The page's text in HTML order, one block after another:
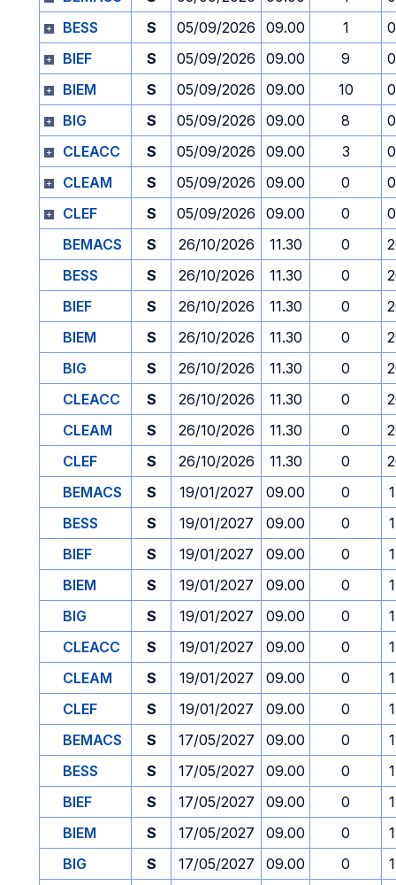
BESS
S 05/09/2026 09.00 1
BIEF
S 05/09/2026 09.00 9
BIEM
S 05/09/2026 09.00 10
BIG
S 05/09/2026 09.00 8
CLEACC
S 05/09/2026 09.00 3
CLEAM
S 05/09/2026 09.00 0
CLEF
S 05/09/2026 09.00 0
BEMACS
S 26/10/2026 11.30 0
BESS
S 26/10/2026 11.30 0
BIEF
S 26/10/2026 11.30 0
BIEM
S 26/10/2026 11.30 0
BIG
S 26/10/2026 11.30 0
CLEACC
S 26/10/2026 11.30 0
CLEAM
S 26/10/2026 11.30 0
CLEF
S 26/10/2026 11.30 0
BEMACS
S 19/01/2027 09.00 0
BESS
S 19/01/2027 09.00 0
BIEF
S 19/01/2027 09.00 0
BIEM
S 19/01/2027 09.00 0
BIG
S 19/01/2027 09.00 0
CLEACC
S 19/01/2027 09.00 0
CLEAM
S 19/01/2027 09.00 0
CLEF
S 19/01/2027 09.00 0
BEMACS
S 17/05/2027 09.00 0
BESS
S 17/05/2027 09.00 0
BIEF
S 17/05/2027 09.00 0
BIEM
S 17/05/2027 09.00 0
BIG
S 17/05/2027 09.00 0